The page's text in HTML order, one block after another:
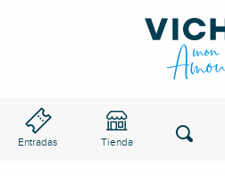
Entradas Tienda Buscar